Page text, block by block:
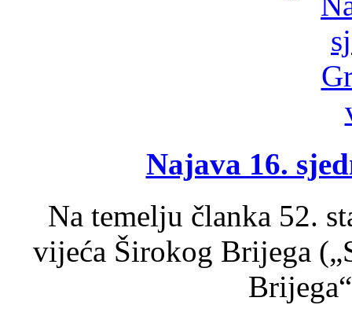
Najava 16.
Na temelju članka 52.
vijeća Širokog Brijega